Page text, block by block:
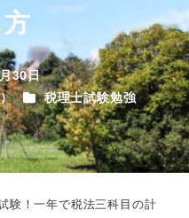
30日
カテゴリー
税理士試験勉強
験！一年で税法三科目の計